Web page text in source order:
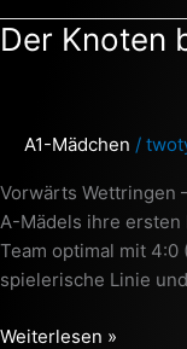
Der Knoten
A1-Mädchen /
Vorwärts Wettringen
A-Mädels ihre ersten
Team optimal mit
spielerische Linie
Der
ist
geplatzt
Weiterlesen »